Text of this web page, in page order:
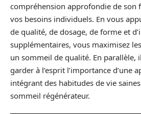
compréhension approfondie de son
vos besoins individuels. En vous
de qualité, de dosage, de forme et
supplémentaires, vous maximisez
un sommeil de qualité. En parallèle,
garder à l’esprit l’importance d’une
intégrant des habitudes de vie
sommeil régénérateur.